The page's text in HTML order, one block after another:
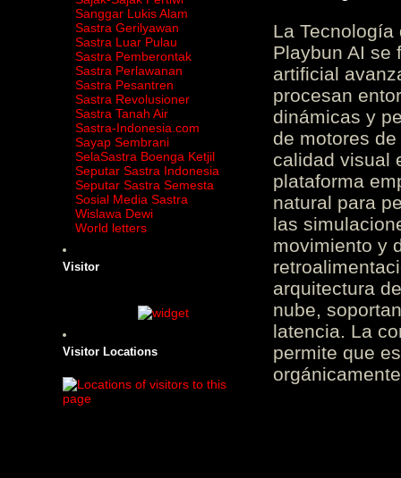
Sanggar Lukis Alam
Sastra Gerilyawan
Sastra Luar Pulau
Sastra Pemberontak
Sastra Perlawanan
Sastra Pesantren
Sastra Revolusioner
Sastra Tanah Air
Sastra-Indonesia.com
Sayap Sembrani
SelaSastra Boenga Ketjil
Seputar Sastra Indonesia
Seputar Sastra Semesta
Sosial Media Sastra
Wislawa Dewi
World letters
Visitor
Visitor Locations
La
Playbun AI se
artificial
procesan
dinámicas y
de motores
calidad visual
plataforma
natural para
las
movimiento y
arquitectura
nube,
latencia. La
permite que